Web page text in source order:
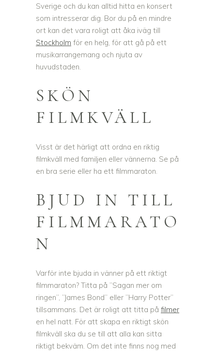
Sverige och du kan alltid hitta en konsert
som intresserar dig. Bor du på en mindre
ort kan det vara roligt att åka iväg till
Stockholm för en helg, för att gå på ett
musikarrangemang och njuta av
huvudstaden.
SKÖN
FILMKVÄLL
Visst är det härligt att ordna en riktig
filmkväll med familjen eller vännerna. Se på
en bra serie eller ha ett filmmaraton.
BJUD IN TILL
FILMMARATO
N
Varför inte bjuda in vänner på ett riktigt
filmmaraton? Titta på ”Sagan mer om
ringen”, ”James Bond” eller ”Harry Potter”
tillsammans. Det är roligt att titta på filmer
en hel natt. För att skapa en riktigt skön
filmkväll ska du se till att alla kan sitta
riktigt bekväm. Om det inte finns nog med